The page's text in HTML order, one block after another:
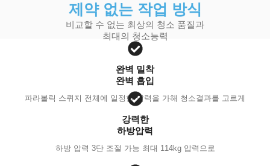
제약 없는 작업 방식
비교할 수 없는 최상의 청소 품질과
최대의 청소능력
완벽 밀착
완벽 흡입
파라볼릭 스퀴지 전체에 일정한 압력을 가해 청소결과를 고르게
강력한
하방압력
하방 압력 3단 조절 가능 최대 114kg 압력으로